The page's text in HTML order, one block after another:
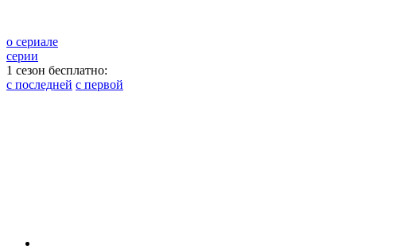
о сериале
серии
1 сезон бесплатно:
с последней с первой